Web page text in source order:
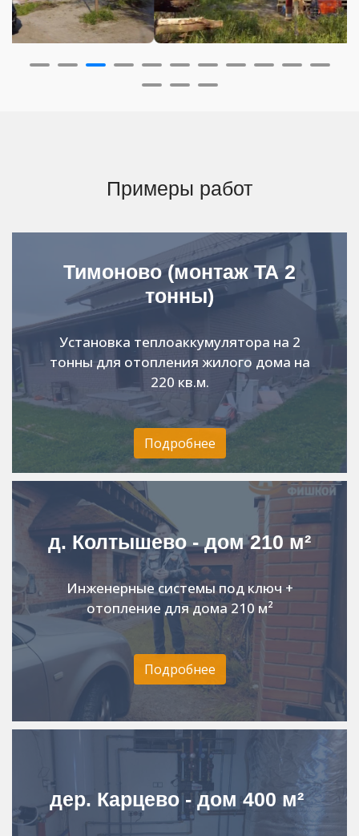
Примеры работ
Тимоново (монтаж ТА 2
тонны)
Установка теплоаккумулятора на 2
тонны для отопления жилого дома на
220 кв.м.
Подробнее
д. Колтышево - дом 210 м²
Инженерные системы под ключ +
отопление для дома 210 м²
Подробнее
дер. Карцево - дом 400 м²